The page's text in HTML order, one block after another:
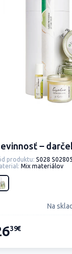
–
produktu: S028
Mix materiálov
Na
39€